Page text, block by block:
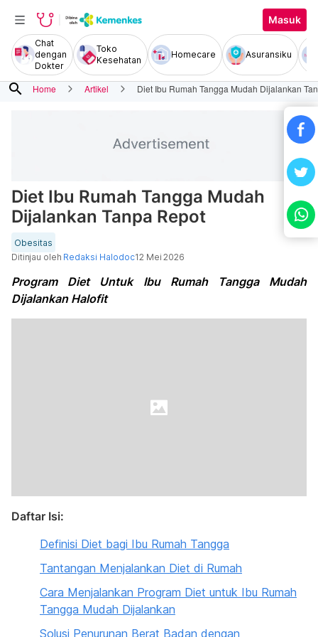
Masuk
Chat
dengan
Dokter
Toko
Kesehatan
Homecare Asuransiku
search Home Artikel Diet Ibu Rumah Tangga Mudah Dijalankan
Diet Ibu Rumah Tangga Mudah
Dijalankan Tanpa Repot
Obesitas
Ditinjau oleh Redaksi Halodoc12 Mei 2026
Program Diet Untuk Ibu Rumah Tangga Mudah
Dijalankan Halofit
Daftar Isi:
Definisi Diet bagi Ibu Rumah Tangga
Tantangan Menjalankan Diet di Rumah
Cara Menjalankan Program Diet untuk Ibu Rumah
Tangga Mudah Dijalankan
Solusi Penurunan Berat Badan dengan